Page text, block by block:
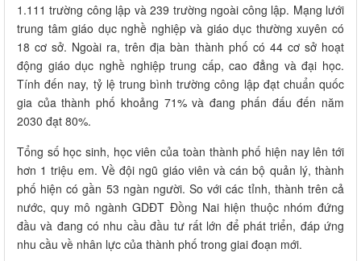
1.111 trường công lập và 239 trường ngoài công lập. Mạng lưới
trung tâm giáo dục nghề nghiệp và giáo dục thường xuyên có
18 cơ sở. Ngoài ra, trên địa bàn thành phố có 44 cơ sở hoạt
động giáo dục nghề nghiệp trung cấp, cao đẳng và đại học.
Tính đến nay, tỷ lệ trung bình trường công lập đạt chuẩn quốc
gia của thành phố khoảng 71% và đang phấn đấu đến năm
2030 đạt 80%.
Tổng số học sinh, học viên của toàn thành phố hiện nay lên tới
hơn 1 triệu em. Về đội ngũ giáo viên và cán bộ quản lý, thành
phố hiện có gần 53 ngàn người. So với các tỉnh, thành trên cả
nước, quy mô ngành GDĐT Đồng Nai hiện thuộc nhóm đứng
đầu và đang có nhu cầu đầu tư rất lớn để phát triển, đáp ứng
nhu cầu về nhân lực của thành phố trong giai đoạn mới.